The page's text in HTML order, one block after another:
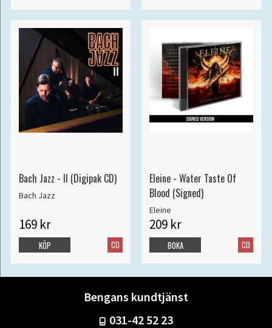
Bach Jazz - II (Digipak CD)
Bach Jazz
169 kr
CD
KÖP
Eleine - Water Taste Of
Blood (Signed)
Eleine
209 kr
CD
BOKA
Bengans kundtjänst
031-42 52 23